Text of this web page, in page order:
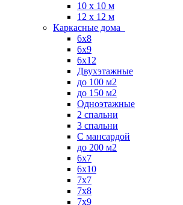
10 x 10 м
12 x 12 м
Каркасные дома
6х8
6х9
6х12
Двухэтажные
до 100 м2
до 150 м2
Одноэтажные
2 спальни
3 спальни
С мансардой
до 200 м2
6х7
6х10
7х7
7х8
7х9